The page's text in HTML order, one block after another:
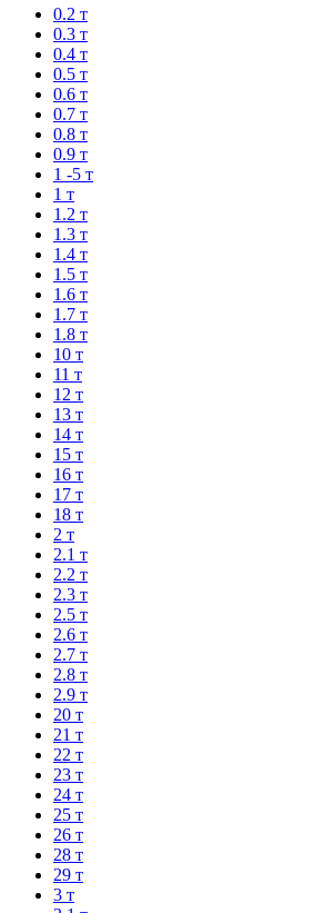
0.2 т
0.3 т
0.4 т
0.5 т
0.6 т
0.7 т
0.8 т
0.9 т
1 -5 т
1 т
1.2 т
1.3 т
1.4 т
1.5 т
1.6 т
1.7 т
1.8 т
10 т
11 т
12 т
13 т
14 т
15 т
16 т
17 т
18 т
2 т
2.1 т
2.2 т
2.3 т
2.5 т
2.6 т
2.7 т
2.8 т
2.9 т
20 т
21 т
22 т
23 т
24 т
25 т
26 т
28 т
29 т
3 т